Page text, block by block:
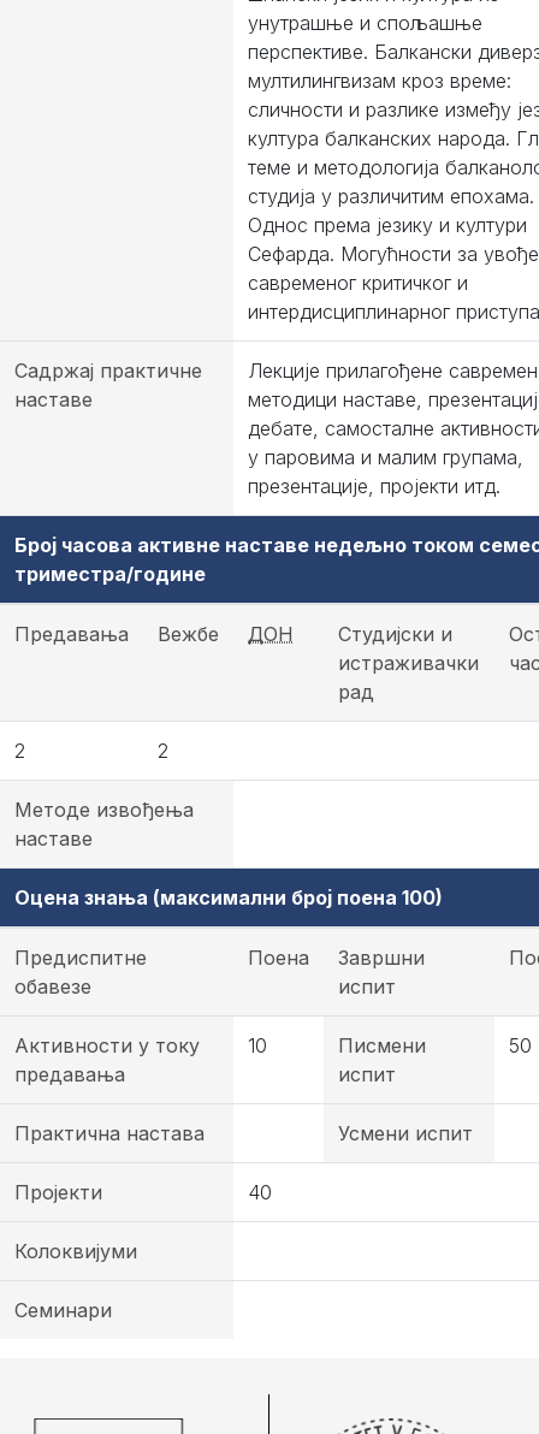
унутрашње и спољашње
перспективе. Балкански
мултилингвизам кроз време:
сличности и разлике између
култура балканских народа.
теме и методологија
студија у различитим епохама.
Однос према језику и култури
Сефарда. Могућности за
савременог критичког и
интердисциплинарног
Садржај практичне
наставе
Лекције прилагођене
методици наставе,
дебате, самосталне
у паровима и малим групама,
презентације, пројекти итд.
Број часова активне наставе недељно током
триместра/године
Предавања Вежбе ДОН
Студијски и
истраживачки
рад
2 2
Методе извођења
наставе
Оцена знања (максимални број поена 100)
Предиспитне
обавезе
Поена
Завршни
испит
Активности у току
предавања
10
Писмени
испит
50
Практична настава Усмени испит
Пројекти 40
Колоквијуми
Семинари